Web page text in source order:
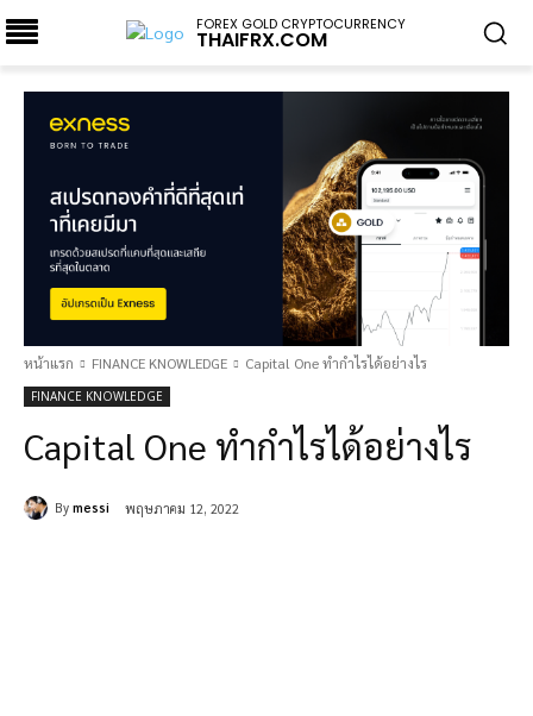
FOREX GOLD CRYPTOCURRENCY
THAIFRX.COM
หน้าแรก FINANCE KNOWLEDGE Capital One ทำกำไรได้อย่างไร
FINANCE KNOWLEDGE
Capital One ทำกำไรได้อย่างไร
By messi พฤษภาคม 12, 2022